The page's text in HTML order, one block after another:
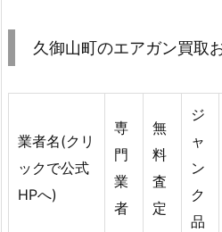
久御山町のエアガン買取
業者名(クリ
ックで公式
HPへ)
専
門
業
者
無
料
査
定
ジ
ャ
ン
ク
品